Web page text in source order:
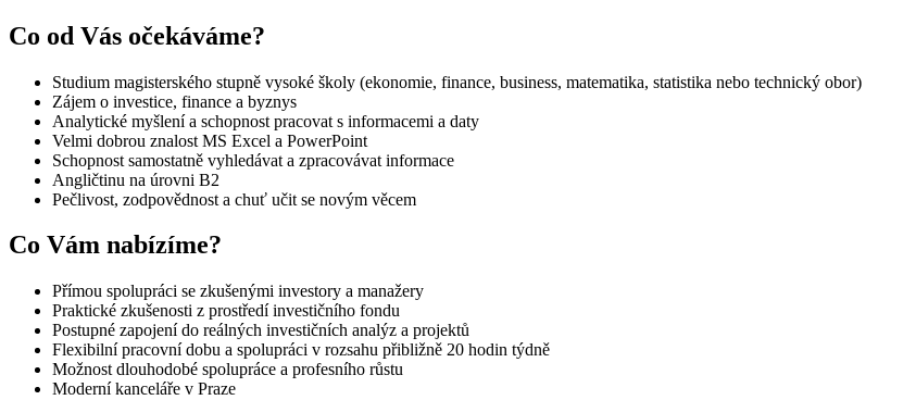
Co od Vás očekáváme?
Studium magisterského stupně vysoké školy (ekonomie, finance, business, matematika, statistika nebo technický obor)
Zájem o investice, finance a byznys
Analytické myšlení a schopnost pracovat s informacemi a daty
Velmi dobrou znalost MS Excel a PowerPoint
Schopnost samostatně vyhledávat a zpracovávat informace
Angličtinu na úrovni B2
Pečlivost, zodpovědnost a chuť učit se novým věcem
Co Vám nabízíme?
Přímou spolupráci se zkušenými investory a manažery
Praktické zkušenosti z prostředí investičního fondu
Postupné zapojení do reálných investičních analýz a projektů
Flexibilní pracovní dobu a spolupráci v rozsahu přibližně 20 hodin týdně
Možnost dlouhodobé spolupráce a profesního růstu
Moderní kanceláře v Praze